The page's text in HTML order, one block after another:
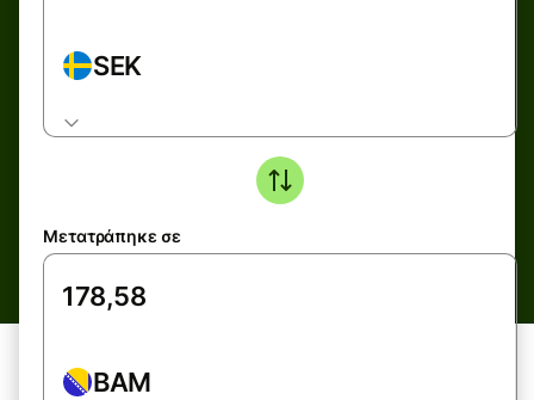
SEK
Μετατράπηκε σε
BAM